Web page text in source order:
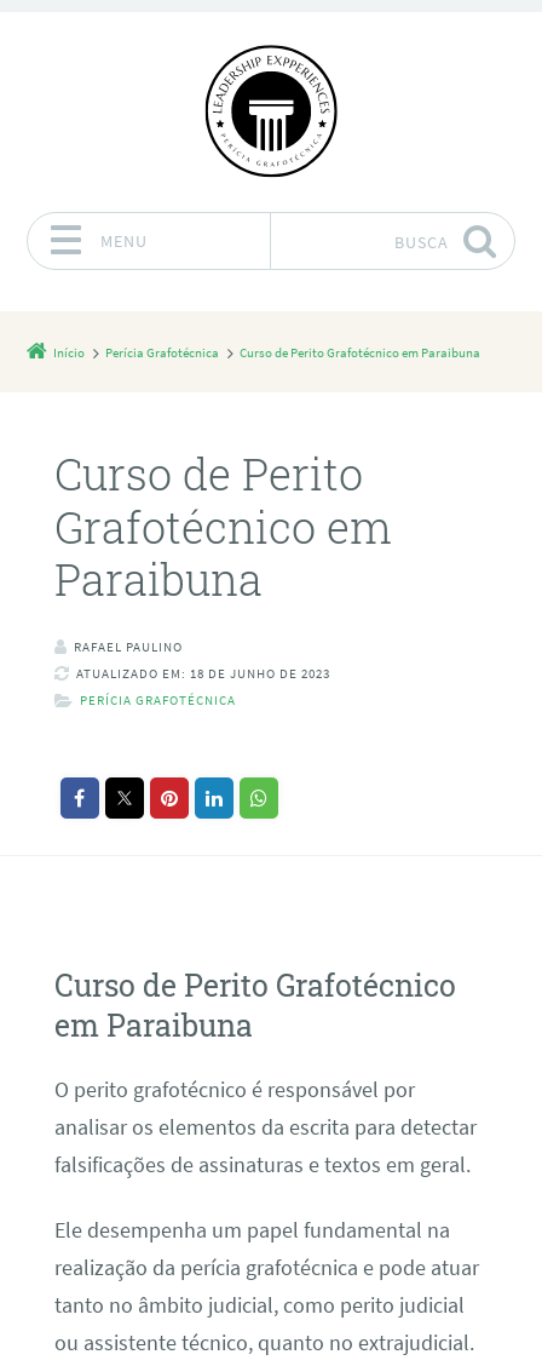
MENU BUSCA
Início Perícia Grafotécnica Curso de Perito Grafotécnico em Paraibuna
Curso de Perito
Grafotécnico em
Paraibuna
RAFAEL PAULINO
ATUALIZADO EM: 18 DE JUNHO DE 2023
PERÍCIA GRAFOTÉCNICA
Curso de Perito Grafotécnico
em Paraibuna
O perito grafotécnico é responsável por
analisar os elementos da escrita para detectar
falsificações de assinaturas e textos em geral.
Ele desempenha um papel fundamental na
realização da perícia grafotécnica e pode atuar
tanto no âmbito judicial, como perito judicial
ou assistente técnico, quanto no extrajudicial.